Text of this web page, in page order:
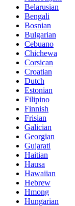
Belarusian
Bengali
Bosnian
Bulgarian
Cebuano
Chichewa
Corsican
Croatian
Dutch
Estonian
Filipino
Finnish
Frisian
Galician
Georgian
Gujarati
Haitian
Hausa
Hawaiian
Hebrew
Hmong
Hungarian